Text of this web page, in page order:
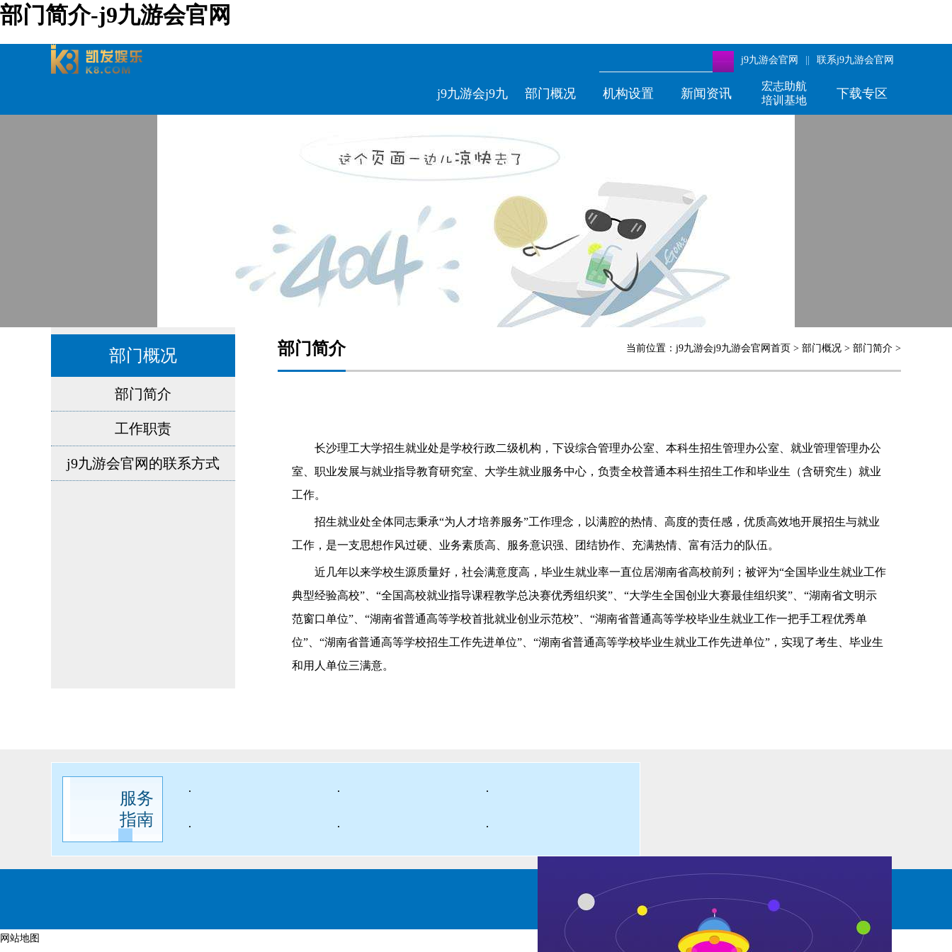
部门简介-j9九游会官网
j9九游会官网 联系j9九游会官网
j9九游会j9九
游会官网首页
部门概况 机构设置 新闻资讯
宏志助航
培训基地
下载专区
部门概况
部门简介
工作职责
j9九游会官网的联系方式
部门简介 当前位置： j9九游会j9九游会官网首页 > 部门概况 > 部门简介 >
长沙理工大学招生就业处是学校行政二级机构，下设综合管理办公室、本科生招生管理办公室、就业管理管理办公
室、职业发展与就业指导教育研究室、大学生就业服务中心，负责全校普通本科生招生工作和毕业生（含研究生）就业
工作。
招生就业处全体同志秉承“为人才培养服务”工作理念，以满腔的热情、高度的责任感，优质高效地开展招生与就业
工作，是一支思想作风过硬、业务素质高、服务意识强、团结协作、充满热情、富有活力的队伍。
近几年以来学校生源质量好，社会满意度高，毕业生就业率一直位居湖南省高校前列；被评为“全国毕业生就业工作
典型经验高校”、“全国高校就业指导课程教学总决赛优秀组织奖”、“大学生全国创业大赛最佳组织奖”、“湖南省文明示
范窗口单位”、“湖南省普通高等学校首批就业创业示范校”、“湖南省普通高等学校毕业生就业工作一把手工程优秀单
位”、“湖南省普通高等学校招生工作先进单位”、“湖南省普通高等学校毕业生就业工作先进单位”，实现了考生、毕业生
和用人单位三满意。
服务
指南
· · ·
· · ·
网站地图